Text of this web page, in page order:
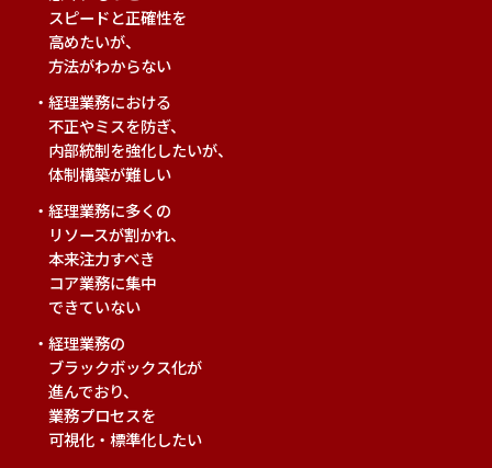
スピードと正確性を
高めたいが、
方法がわからない
経理業務における
不正やミスを防ぎ、
内部統制を強化したいが、
体制構築が難しい
経理業務に多くの
リソースが割かれ、
本来注力すべき
コア業務に集中
できていない
経理業務の
ブラックボックス化が
進んでおり、
業務プロセスを
可視化・標準化したい